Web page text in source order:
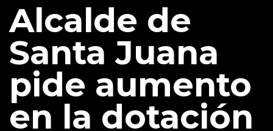
Alcalde de
Santa Juana
pide aumento
en la dotación